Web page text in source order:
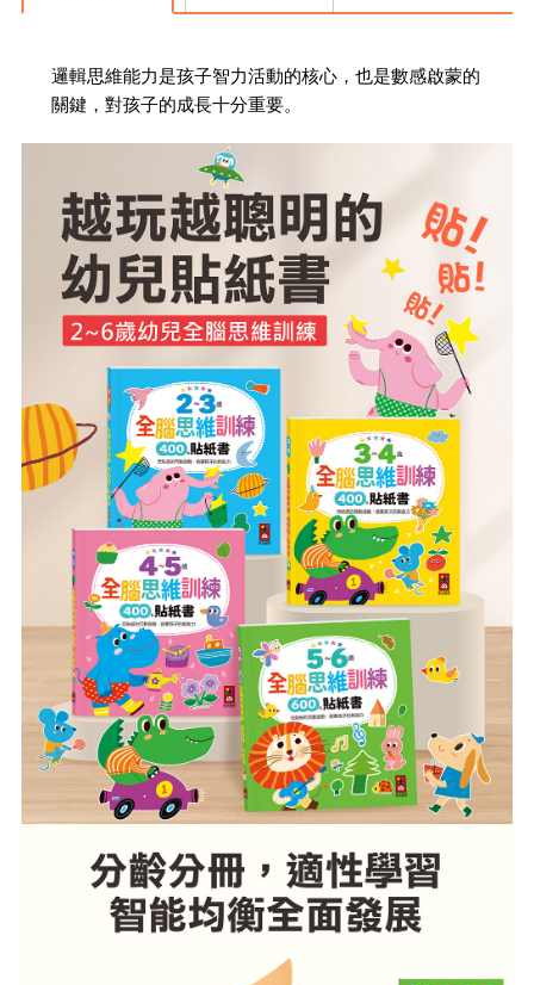
邏輯思維能力是孩子智力活動的核心，也是數感啟蒙的
關鍵，對孩子的成長十分重要。